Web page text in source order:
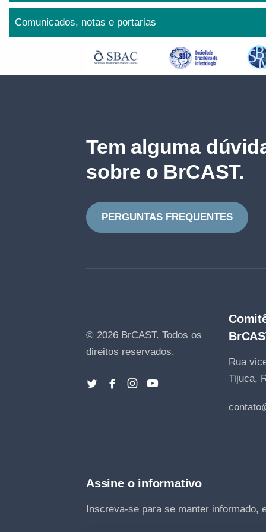
Comunicados, notas e portarias
Tem alguma
sobre o BrCAST.
PERGUNTAS FREQUENTES
© 2026 BrCAST. Todos os
direitos reservados.
Rua
Tijuca,
Assine o informativo
Inscreva-se para se manter